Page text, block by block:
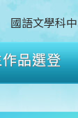
國語文學科
品選登